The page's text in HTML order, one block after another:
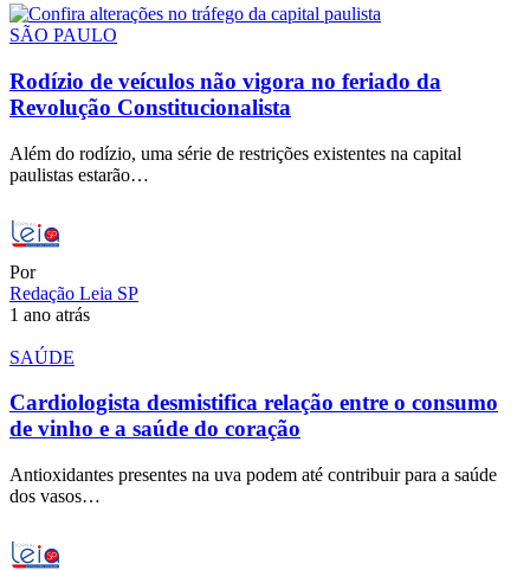
SÃO PAULO
Rodízio de veículos não vigora no feriado da
Revolução Constitucionalista
Além do rodízio, uma série de restrições existentes na capital
paulistas estarão…
Por
Redação Leia SP
1 ano atrás
SAÚDE
Cardiologista desmistifica relação entre o consumo
de vinho e a saúde do coração
Antioxidantes presentes na uva podem até contribuir para a saúde
dos vasos…